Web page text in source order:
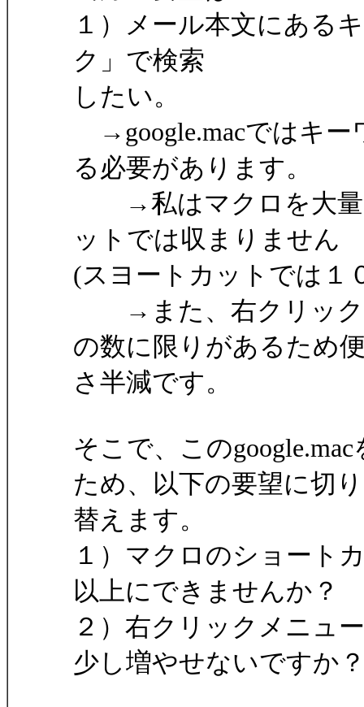
１）メール本文にある
ク」で検索
したい。
→google.macではキー
る必要があります。
→私はマクロを大量
ットでは収まりません
(スヨートカットでは１
→また、右クリック
の数に限りがあるため
さ半減です。
そこで、この
ため、以下の要望に切り
替えます。
１）マクロのショート
以上にできませんか？
２）右クリックメニュ
少し増やせないですか